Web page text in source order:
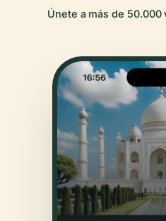
Únete a más de 50.000